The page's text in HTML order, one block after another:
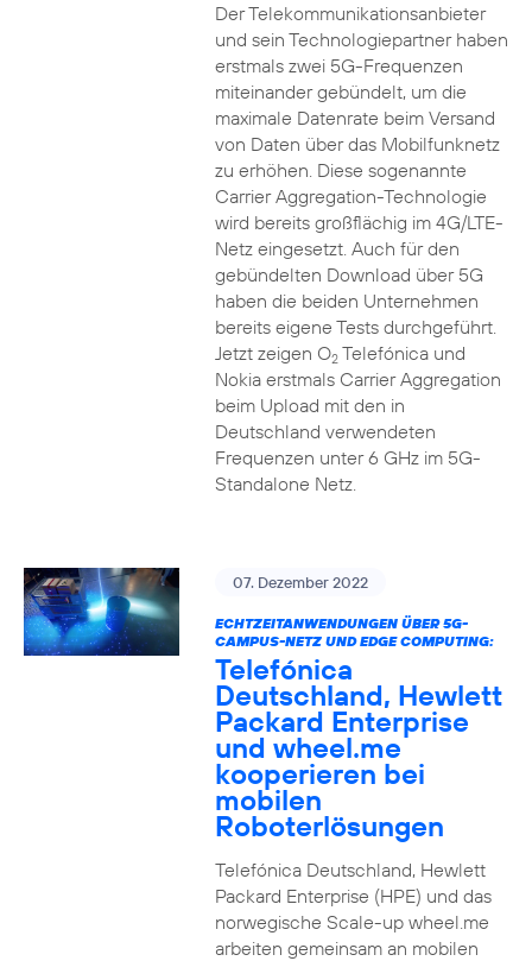
Der Telekommunikationsanbieter
und sein Technologiepartner haben
erstmals zwei 5G-Frequenzen
miteinander gebündelt, um die
maximale Datenrate beim Versand
von Daten über das Mobilfunknetz
zu erhöhen. Diese sogenannte
Carrier Aggregation-Technologie
wird bereits großflächig im 4G/LTE-
Netz eingesetzt. Auch für den
gebündelten Download über 5G
haben die beiden Unternehmen
bereits eigene Tests durchgeführt.
Jetzt zeigen O2Telefónica und
Nokia erstmals Carrier Aggregation
beim Upload mit den in
Deutschland verwendeten
Frequenzen unter 6 GHz im 5G-
Standalone Netz.
07. Dezember 2022
ECHTZEITANWENDUNGEN ÜBER 5G-
CAMPUS-NETZ UND EDGE COMPUTING:
Telefónica
Deutschland, Hewlett
Packard Enterprise
und wheel.me
kooperieren bei
mobilen
Roboterlösungen
Telefónica Deutschland, Hewlett
Packard Enterprise (HPE) und das
norwegische Scale-up wheel.me
arbeiten gemeinsam an mobilen